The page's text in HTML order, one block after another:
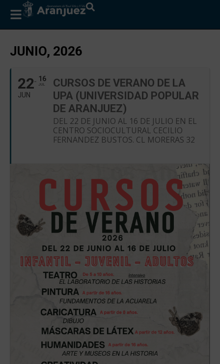
JUNIO, 2026
22
JUN
16
JUL
CURSOS DE VERANO DE LA
UPA (UNIVERSIDAD POPULAR
DE ARANJUEZ)
DEL 22 DE JUNIO AL 16 DE JULIO EN EL
CENTRO SOCIOCULTURAL CECILIO
FERNANDEZ BUSTOS. CL MORERAS 32